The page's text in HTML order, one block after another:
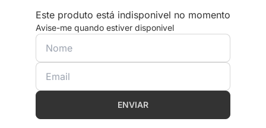
Este produto está indisponivel no momento
Avise-me quando estiver disponivel
ENVIAR